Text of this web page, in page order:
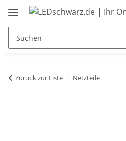
Zurück zur Liste Netzteile